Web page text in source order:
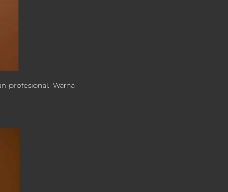
profesional. Warna